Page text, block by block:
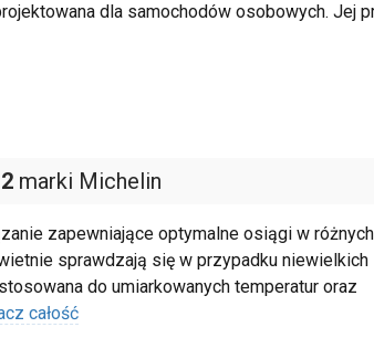
dla samochodów osobowych.
marki Michelin
zapewniające optymalne osiągi w różnych
sprawdzają się w przypadku niewielkich
do umiarkowanych temperatur oraz
całość